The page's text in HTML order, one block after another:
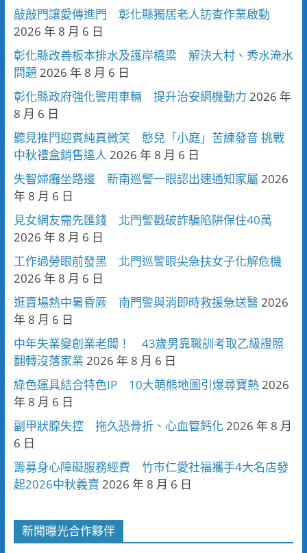
敲敲門讓愛傳進門 彰化縣獨居老人訪查作業啟動
2026 年 8 月 6 日
彰化縣改善板本排水及護岸橋梁 解決大村、秀水淹水
問題 2026 年 8 月 6 日
彰化縣政府強化警用車輛 提升治安網機動力 2026 年
8 月 6 日
聽見推門迎賓純真微笑 憨兒「小庭」苦練發音 挑戰
中秋禮盒銷售達人 2026 年 8 月 6 日
失智婦癱坐路邊 新南巡警一眼認出速通知家屬 2026
年 8 月 6 日
見女網友需先匯錢 北門警戳破詐騙陷阱保住40萬
2026 年 8 月 6 日
工作過勞眼前發黑 北門巡警眼尖急扶女子化解危機
2026 年 8 月 6 日
逛賣場熱中暑昏厥 南門警與消即時救援急送醫2026
年 8 月 6 日
中年失業變創業老闆！ 43歲男靠職訓考取乙級證照
翻轉沒落家業 2026 年 8 月 6 日
綠色運具結合特色IP 10大萌熊地圖引爆尋寶熱2026
年 8 月 6 日
副甲狀腺失控 拖久恐骨折、心血管鈣化 2026 年 8 月
6 日
籌募身心障礙服務經費 竹市仁愛社福攜手4大名店發
起2026中秋義賣 2026 年 8 月 6 日
新聞曝光合作夥伴